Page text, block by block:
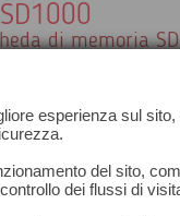
di memoria
esperienza sul
del sito,
dei flussi di